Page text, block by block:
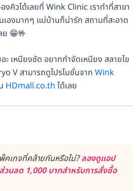
คิวได้เลยที่ Wink Clinic เราทำที่สาขา
องมากๆ แม่บ้านก็น่ารัก สถานที่สะอาด
ย 😁🤟
เหนียงชัด อยากกำจัดเหนียง สลายไข
V สามารถดูโปรโมชั่นจาก Wink
HDmall.co.th ได้เลย
คเกจที่คล้ายกันหรือไม่?ลองดูแอป
นลด 1,000 บาทสำหรับการสั่งซื้อ